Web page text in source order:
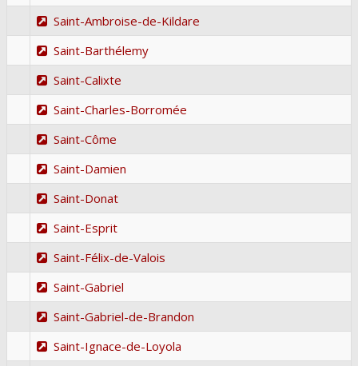
Saint-Ambroise-de-Kildare
Saint-Barthélemy
Saint-Calixte
Saint-Charles-Borromée
Saint-Côme
Saint-Damien
Saint-Donat
Saint-Esprit
Saint-Félix-de-Valois
Saint-Gabriel
Saint-Gabriel-de-Brandon
Saint-Ignace-de-Loyola